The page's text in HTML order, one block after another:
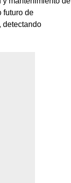
futuro de
detectando